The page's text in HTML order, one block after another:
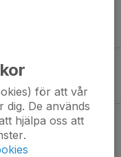
för att vår
De används
hjälpa oss att